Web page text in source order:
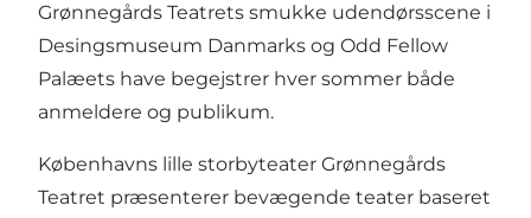
Grønnegårds Teatrets smukke udendørsscene i
Desingsmuseum Danmarks og Odd Fellow
Palæets have begejstrer hver sommer både
anmeldere og publikum.
Københavns lille storbyteater Grønnegårds
Teatret præsenterer bevægende teater baseret